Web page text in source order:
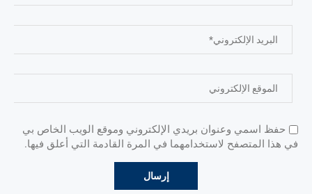
حفظ اسمي وعنوان بريدي الإلكتروني وموقع الويب الخاص بي
في هذا المتصفح لاستخدامهما في المرة القادمة التي أعلق فيها.